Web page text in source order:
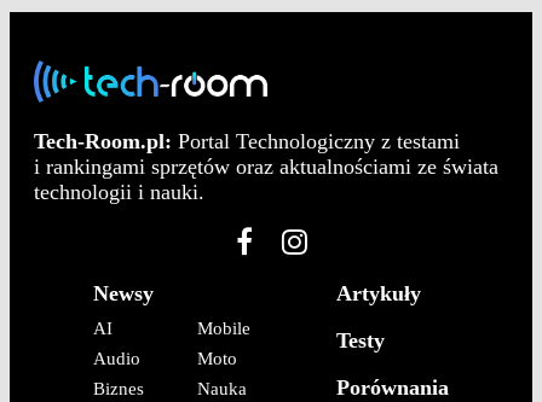
Tech-Room.pl: Portal Technologiczny z testami
i rankingami sprzętów oraz aktualnościami ze świata
technologii i nauki.
Newsy
AI
Audio
Biznes
Mobile
Moto
Nauka
Artykuły
Testy
Porównania